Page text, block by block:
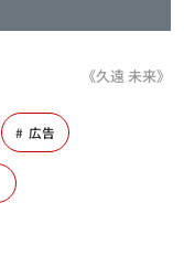
《久遠 未来》
広告